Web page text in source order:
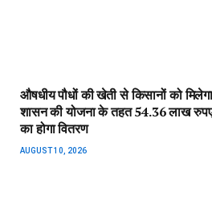
औषधीय पौधों की खेती से किसानों को
शासन की योजना के तहत 54.36 लाख रुपए
का होगा वितरण
AUGUST 10, 2026